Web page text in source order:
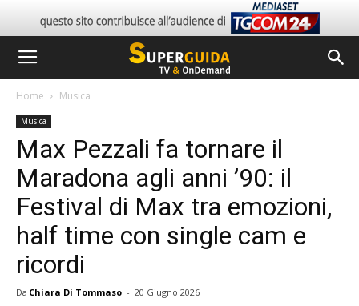
Home Musica
Musica
Max Pezzali fa tornare il
Maradona agli anni ’90: il
Festival di Max tra emozioni,
half time con single cam e
ricordi
Da Chiara Di Tommaso - 20 Giugno 2026